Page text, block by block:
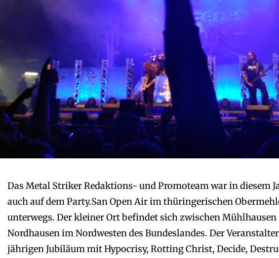
Das Metal Striker Redaktions- und Promoteam war in diesem
auch auf dem Party.San Open Air im thüringerischen
unterwegs. Der kleiner Ort befindet sich zwischen Mühlhausen
Nordhausen im Nordwesten des Bundeslandes. Der
jährigen Jubiläum mit Hypocrisy, Rotting Christ, Decide,